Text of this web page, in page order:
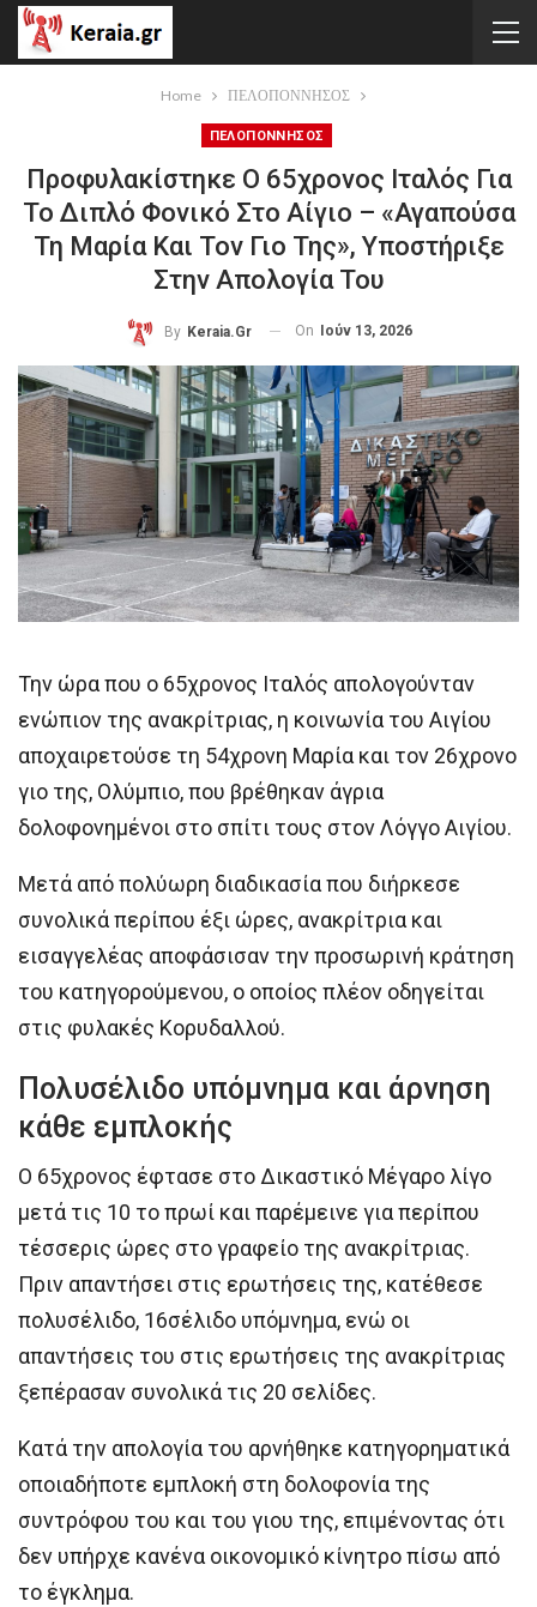
Home ΠΕΛΟΠΟΝΝΗΣΟΣ
ΠΕΛΟΠΟΝΝΗΣΟΣ
Προφυλακίστηκε Ο 65χρονος Ιταλός Για
Το Διπλό Φονικό Στο Αίγιο – «Αγαπούσα
Τη Μαρία Και Τον Γιο Της», Υποστήριξε
Στην Απολογία Του
By Keraia.gr On Ιούν 13, 2026
Την ώρα που ο 65χρονος Ιταλός απολογούνταν
ενώπιον της ανακρίτριας, η κοινωνία του Αιγίου
αποχαιρετούσε τη 54χρονη Μαρία και τον 26χρονο
γιο της, Ολύμπιο, που βρέθηκαν άγρια
δολοφονημένοι στο σπίτι τους στον Λόγγο Αιγίου.
Μετά από πολύωρη διαδικασία που διήρκεσε
συνολικά περίπου έξι ώρες, ανακρίτρια και
εισαγγελέας αποφάσισαν την προσωρινή κράτηση
του κατηγορούμενου, ο οποίος πλέον οδηγείται
στις φυλακές Κορυδαλλού.
Πολυσέλιδο υπόμνημα και άρνηση
κάθε εμπλοκής
Ο 65χρονος έφτασε στο Δικαστικό Μέγαρο λίγο
μετά τις 10 το πρωί και παρέμεινε για περίπου
τέσσερις ώρες στο γραφείο της ανακρίτριας.
Πριν απαντήσει στις ερωτήσεις της, κατέθεσε
πολυσέλιδο, 16σέλιδο υπόμνημα, ενώ οι
απαντήσεις του στις ερωτήσεις της ανακρίτριας
ξεπέρασαν συνολικά τις 20 σελίδες.
Κατά την απολογία του αρνήθηκε κατηγορηματικά
οποιαδήποτε εμπλοκή στη δολοφονία της
συντρόφου του και του γιου της, επιμένοντας ότι
δεν υπήρχε κανένα οικονομικό κίνητρο πίσω από
το έγκλημα.